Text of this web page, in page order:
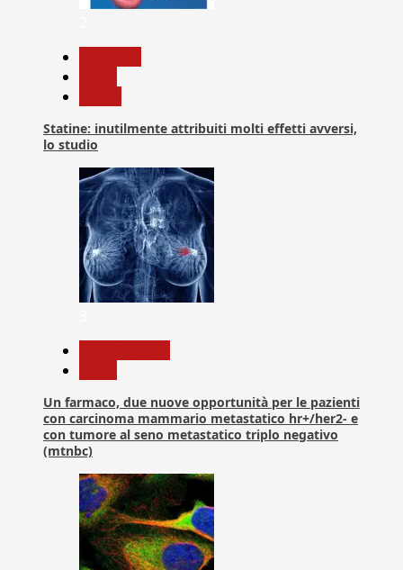
Statine: inutilmente attribuiti molti effetti avversi,
lo studio
Un farmaco, due nuove opportunità per le pazienti
con carcinoma mammario metastatico hr+/her2- e
con tumore al seno metastatico triplo negativo
(mtnbc)